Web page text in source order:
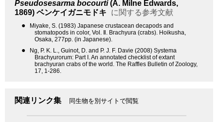
Pseudosesarma bocourti(A. Milne Edwards,
1869) ベンケイガニモドキ に関する参考文献
●
Miyake, S. (1983) Japanese crustacean decapods and
stomatopods in color, Vol. Ⅱ. Brachyura (crabs). Hoikusha,
Osaka, 277pp. (in Japanese).
●
Ng, P. K. L., Guinot, D. and P. J. F. Davie (2008) Systema
Brachyurorum: Part I. An annotated checklist of extant
brachyuran crabs of the world. The Raffles Bulletin of Zoology,
17, 1-286.
関連リンク集 同生物を別サイトで閲覧